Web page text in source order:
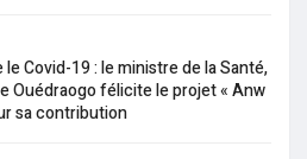
Covid-19 : le ministre de la Santé,
Ouédraogo félicite le projet « Anw
sa contribution